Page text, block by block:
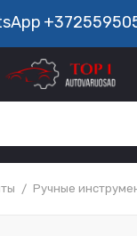
Ручные